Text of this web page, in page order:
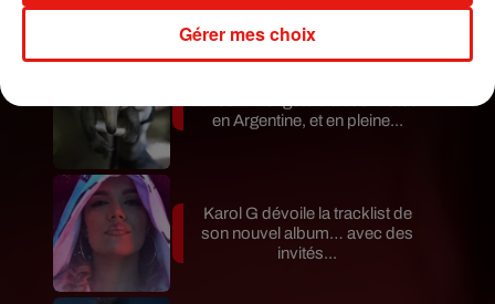
en Argentine, et en pleine...
Karol G dévoile la tracklist de
son nouvel album… avec des
invités...
Gérer mes choix